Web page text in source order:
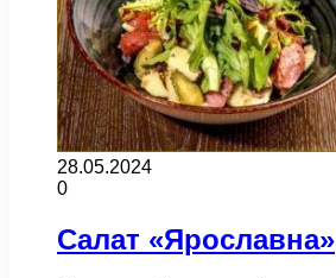
28.05.2024
0
Салат «Ярославна»